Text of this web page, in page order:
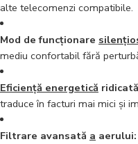
alte telecomenzi compatibile.
Mod de funcționare
mediu confortabil fără
Eficiență energetică
traduce în facturi mai mici și
Filtrare avansată a aerului: